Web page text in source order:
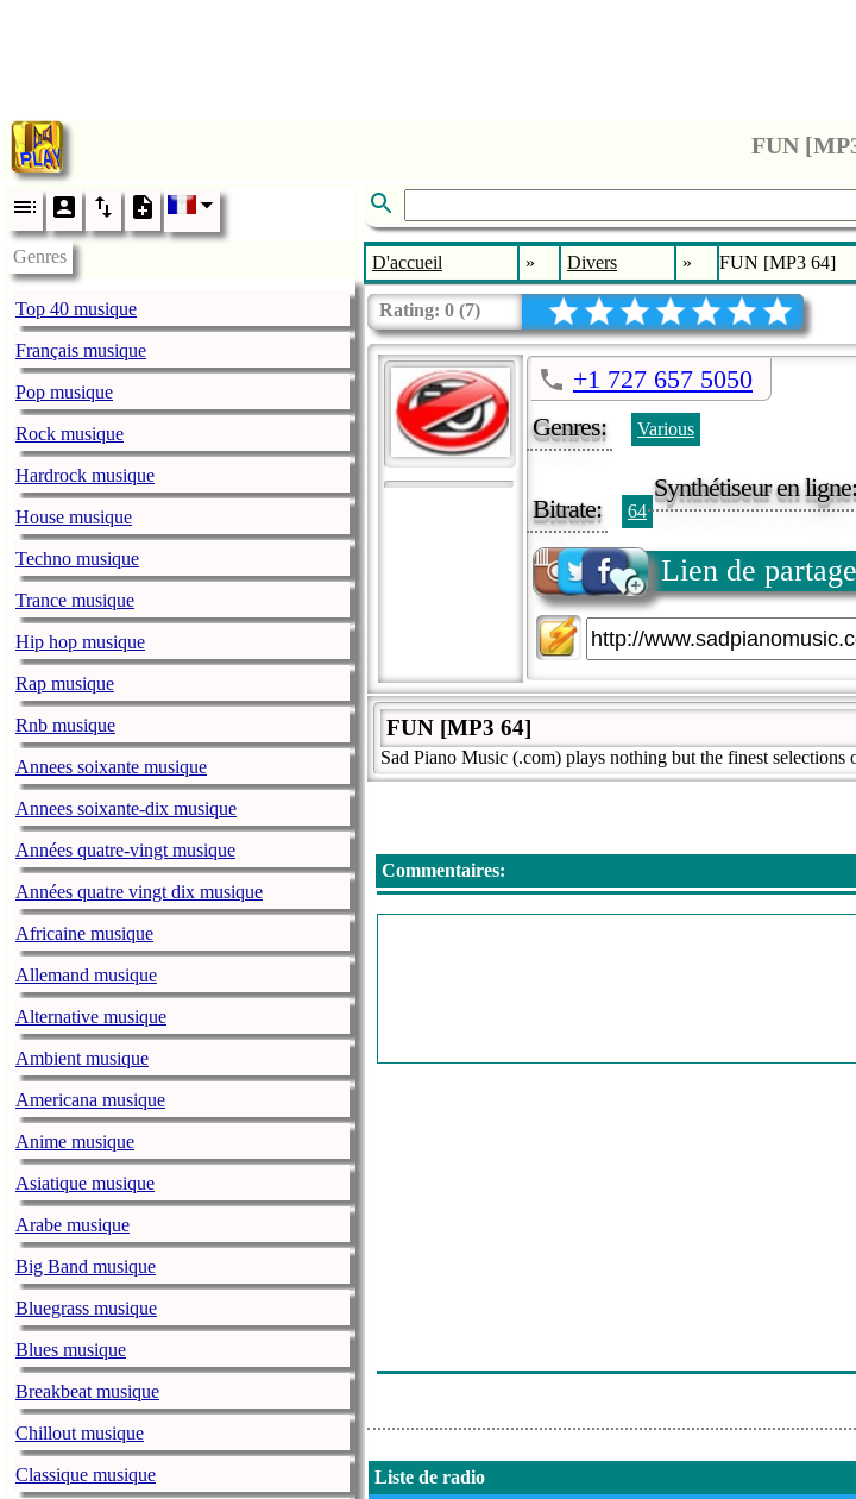
FUN
Genres
Top 40 musique
Français musique
Pop musique
Rock musique
Hardrock musique
House musique
Techno musique
Trance musique
Hip hop musique
Rap musique
Rnb musique
Annees soixante musique
Annees soixante-dix musique
Années quatre-vingt musique
Années quatre vingt dix musique
Africaine musique
Allemand musique
Alternative musique
Ambient musique
Americana musique
Anime musique
Asiatique musique
Arabe musique
Big Band musique
Bluegrass musique
Blues musique
Breakbeat musique
Chillout musique
Classique musique
D'accueil » Divers » FUN [MP3 64]
Rating: 0 (7)
+1 727 657 5050
Genres:
Various
Bitrate: 64
Synthétiseur en ligne:
Lien de partage
FUN [MP3 64]
Sad Piano Music (.com) plays nothing but the finest selections
Commentaires:
Liste de radio